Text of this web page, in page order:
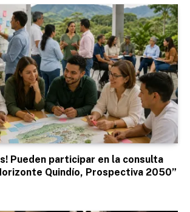
Pueden participar en la consulta
Quindío, Prospectiva 2050”